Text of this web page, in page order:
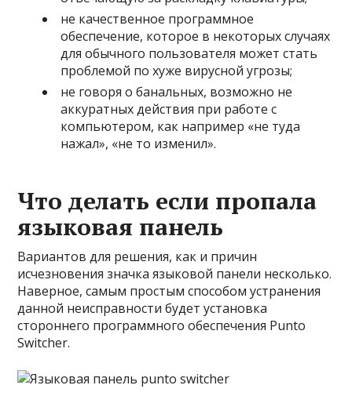
не качественное программное
обеспечение, которое в некоторых случаях
для обычного пользователя может стать
проблемой по хуже вирусной угрозы;
не говоря о банальных, возможно не
аккуратных действия при работе с
компьютером, как например «не туда
нажал», «не то изменил».
Что делать если пропала
языковая панель
Вариантов для решения, как и причин
исчезновения значка языковой панели несколько.
Наверное, самым простым способом устранения
данной неисправности будет установка
стороннего программного обеспечения Punto
Switcher.